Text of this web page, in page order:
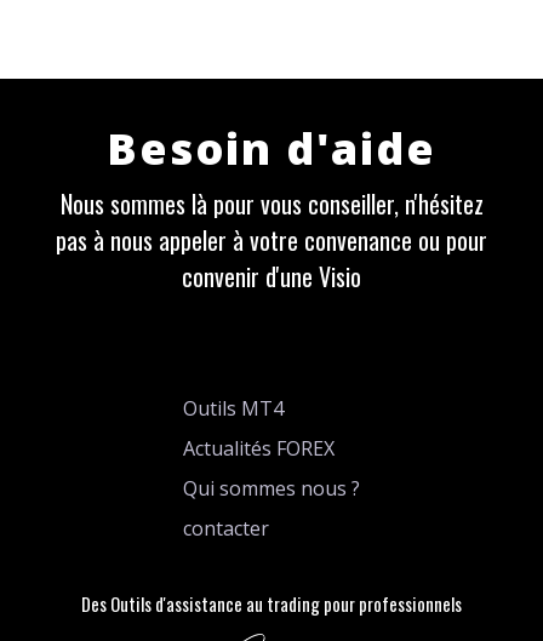
Besoin d'aide
Nous sommes là pour vous conseiller, n'hésitez
pas à nous appeler à votre convenance ou pour
convenir d'une Visio
Outils MT4
Actualités FOREX
Qui sommes nous ?
contacter
Des Outils d'assistance au trading pour professionnels